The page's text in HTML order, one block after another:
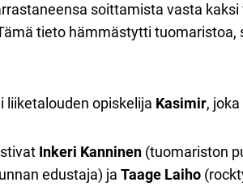
soittamista vasta
tieto hämmästytti
liiketalouden opiskelija Kasimir,
Inkeri Kanninen (tuomariston
edustaja) ja Taage Laiho